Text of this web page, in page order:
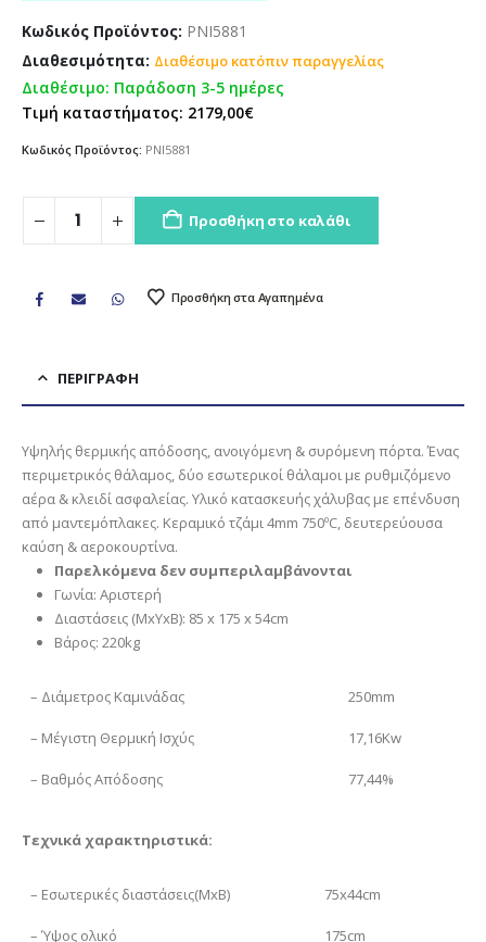
Κωδικός Προϊόντος: PNI5881
Διαθεσιμότητα: Διαθέσιμο κατόπιν παραγγελίας
Διαθέσιμο: Παράδοση 3-5 ημέρες
Τιμή καταστήματος: 2179,00€
Κωδικός Προϊόντος: PNI5881
Προσθήκη στο καλάθι
Προσθήκη στα Αγαπημένα
ΠΕΡΙΓΡΑΦΉ
Υψηλής θερμικής απόδοσης, ανοιγόμενη & συρόμενη πόρτα. Ένας
περιμετρικός θάλαμος, δύο εσωτερικοί θάλαμοι με ρυθμιζόμενο
αέρα & κλειδί ασφαλείας. Υλικό κατασκευής χάλυβας με επένδυση
από μαντεμόπλακες. Κεραμικό τζάμι 4mm 750ºC, δευτερεύουσα
καύση & αεροκουρτίνα.
Παρελκόμενα δεν συμπεριλαμβάνονται
Γωνία: Αριστερή
Διαστάσεις (ΜxΥxΒ): 85 x 175 x 54cm
Βάρος: 220kg
– Διάμετρος Καμινάδας 250mm
– Μέγιστη Θερμική Ισχύς 17,16Kw
– Βαθμός Απόδοσης 77,44%
Τεχνικά χαρακτηριστικά:
– Εσωτερικές διαστάσεις(MxB) 75x44cm
– Ύψος ολικό 175cm